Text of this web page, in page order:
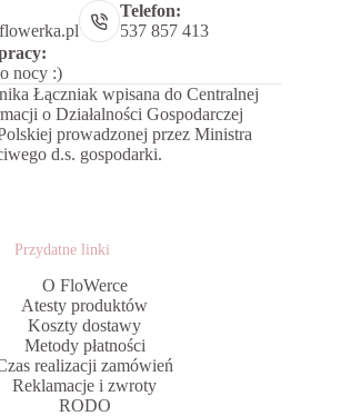
Telefon:
537 857 413
nocy :)
Łączniak wpisana do Centralnej
o Działalności Gospodarczej
prowadzonej przez Ministra
d.s. gospodarki.
Przydatne linki
O FloWerce
Atesty produktów
Koszty dostawy
Metody płatności
realizacji zamówień
Reklamacje i zwroty
RODO